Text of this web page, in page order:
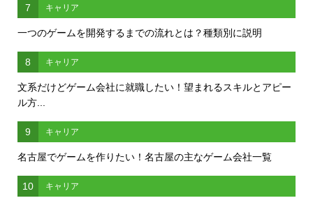
7 キャリア
一つのゲームを開発するまでの流れとは？種類別に説明
8 キャリア
文系だけどゲーム会社に就職したい！望まれるスキルとアピー
ル方...
9 キャリア
名古屋でゲームを作りたい！名古屋の主なゲーム会社一覧
10 キャリア